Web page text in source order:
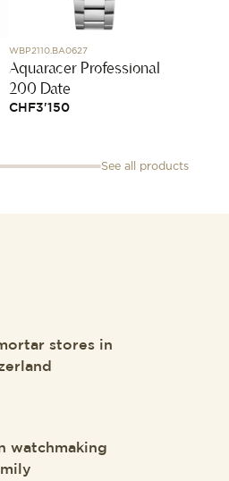
WBP2110.BA0627
Aquaracer Professional
200 Date
CHF3'150
See all products
stores in
watchmaking